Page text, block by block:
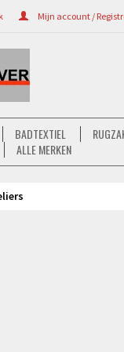
Mijn account /
BADTEXTIEL
ALLE MERKEN